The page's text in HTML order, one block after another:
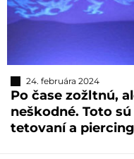
24. februára 2024
Po čase zožltnú,
neškodné. Toto
tetovaní a